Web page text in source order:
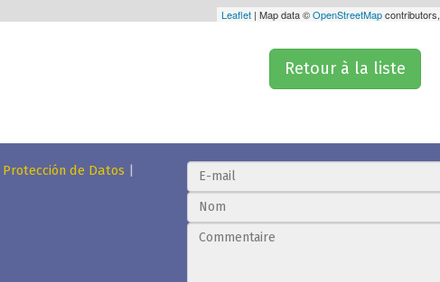
Leaflet| Map data ©OpenStreetMapcontributors,
Retour à la liste
Protección de Datos |